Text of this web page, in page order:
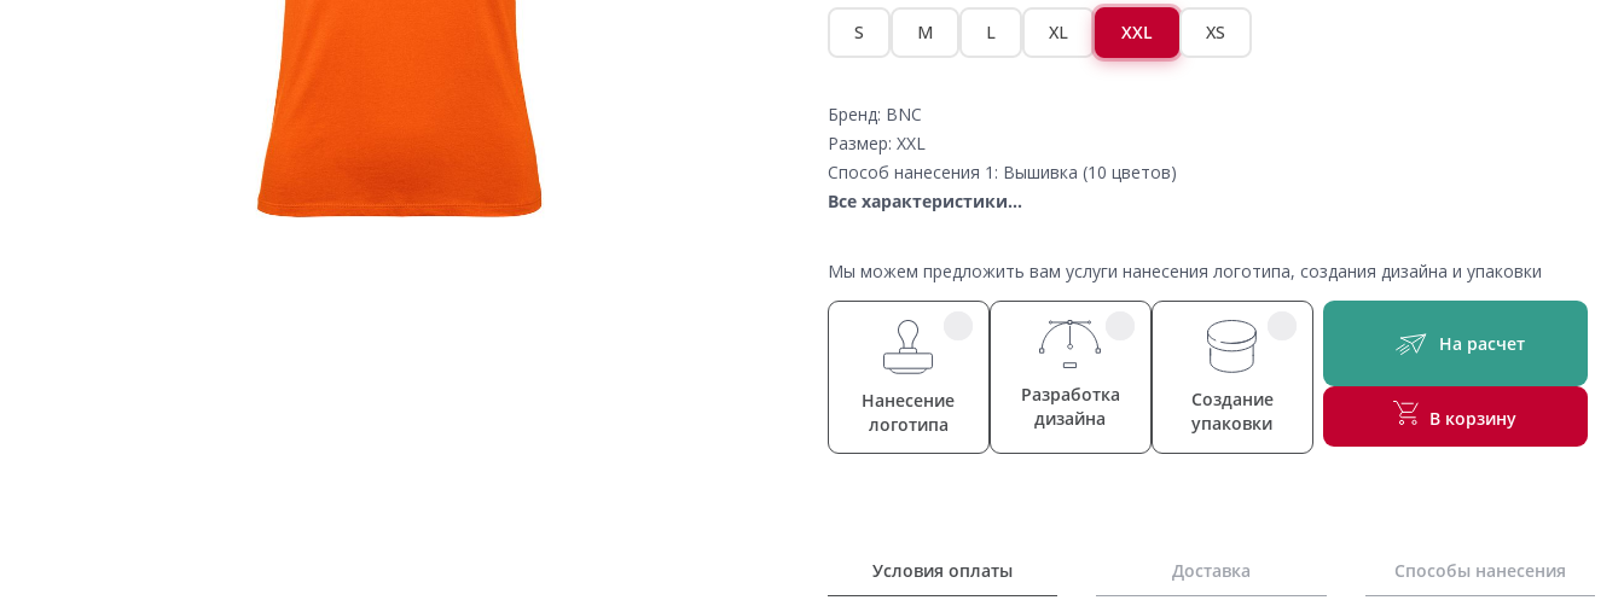
S M L XL XXL XS
Бренд: BNC
Размер: XXL
Способ нанесения 1: Вышивка (10 цветов)
Все характеристики...
Мы можем предложить вам услуги нанесения логотипа, создания дизайна и упаковки
Нанесение
логотипа
Разработка
дизайна
Создание
упаковки
На расчет
В корзину
Условия оплаты Доставка Способы нанесения